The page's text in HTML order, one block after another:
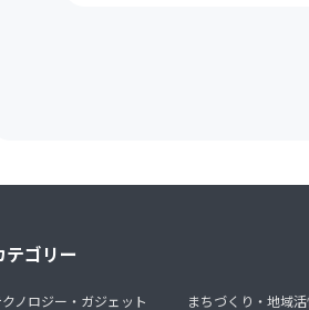
テゴリー
ノロジー・ガジェット
まちづくり・地域